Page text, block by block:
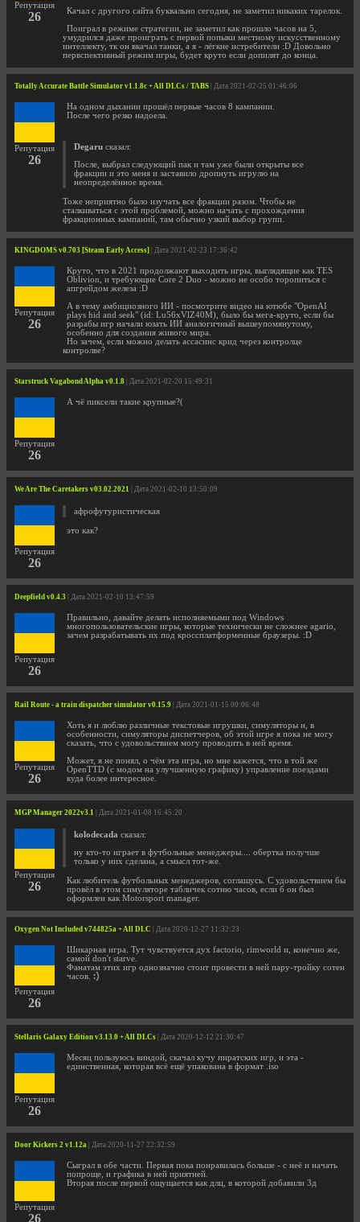
Репутация
26
Качал с другого сайта буквально сегодня, не заметил никаких тарелок.
Поиграл в режиме стратегии, не заметил как прошло часов на 5,
умудрился даже проиграть с первой попыки местному искусственному
интеллекту, тк он вкачал танки, а я - лёгкие истребители :D Довольно
первспективный режим игры, будет круто если допилят до конца.
Totally Accurate Battle Simulator v1.1.8c + All DLCs / TABS | Дата 2021-02-25 01:46:06
Репутация
26
На одном дыхании прошёл первые часов 8 кампании.
После чего резко надоела.
Degaru сказал:
После, выбрал следующий пак и там уже были открыты все
фракции и это меня и заставило дропнуть игрулю на
неопределённое время.
Тоже неприятно было изучать все фракции разом. Чтобы не
сталкиваться с этой проблемой, можно начать с прохождения
фракционных кампаний, там обычно узкий выбор групп.
KINGDOMS v0.703 [Steam Early Access] | Дата 2021-02-23 17:36:42
Репутация
26
Круто, что в 2021 продолжают выходить игры, выглядящие как TES
Oblivion, и требующие Core 2 Duo - можно не особо торопиться с
апгрейдом железа :D
А в тему амбициозного ИИ - посмотрите видео на ютюбе "OpenAI
plays hid and seek" (id: Lu56xVlZ40M), было бы мега-круто, если бы
разрабы игр начали юзать ИИ аналогичный вышеупомянутому,
особенно для создания живого мира.
Но зачем, если можно делать ассасинс крид через контролце
контролве?
Starstruck Vagabond Alpha v0.1.8 | Дата 2021-02-20 15:49:31
Репутация
26
А чё пиксели такие крупные?(
We Are The Caretakers v03.02.2021 | Дата 2021-02-10 13:50:09
Репутация
26
афрофутуристическая
это как?
Deepfield v0.4.3 | Дата 2021-02-10 13:47:59
Репутация
26
Правильно, давайте делать исполняемыми под Windows
многопользовательские игры, которые технически не сложнее agario,
зачем разрабатывать их под кроссплатформенные браузеры. :D
Rail Route - a train dispatcher simulator v0.15.9 | Дата 2021-01-15 00:06:48
Репутация
26
Хоть я и люблю различные текстовые игрушки, симуляторы и, в
особенности, симуляторы диспетчеров, об этой игре я пока не могу
сказать, что с удовольствием могу проводить в ней время.
Может, я не понял, о чём эта игра, но мне кажется, что в той же
OpenTTD (с модом на улучшенную графику) управление поездами
куда более интересное.
MGP Manager 2022v3.1 | Дата 2021-01-08 16:45:20
Репутация
26
kolodecada сказал:
ну кто-то играет в футбольные менеджеры.... обертка получше
только у них сделана, а смысл тот-же.
Как любитель футбольных менеджеров, соглашусь. С удовольствием бы
провёл в этом симуляторе табличек сотню часов, если б он был
оформлен как Motorsport manager.
Oxygen Not Included v744825a + All DLC | Дата 2020-12-27 11:32:23
Репутация
26
Шикарная игра. Тут чувствуется дух factorio, rimworld и, конечно же,
самой don't starve.
Фанатам этих игр однозначно стоит провести в ней пару-тройку сотен
часов.
Stellaris Galaxy Edition v3.13.0 + All DLCs | Дата 2020-12-12 21:30:47
Репутация
26
Месяц пользуюсь виндой, скачал кучу пиратских игр, и эта -
единственная, которая всё ещё упакована в формат .iso
Door Kickers 2 v1.12a | Дата 2020-11-27 22:32:59
Репутация
26
Сыграл в обе части. Первая пока понравилась больше - с неё и начать
попроще, и графика в ней приятней.
Вторая после первой ощущается как длц, в которой добавили 3д